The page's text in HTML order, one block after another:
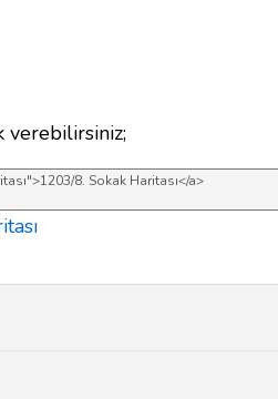
verebilirsiniz;